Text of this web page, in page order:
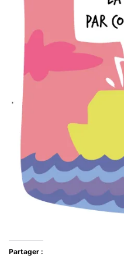
Partager :